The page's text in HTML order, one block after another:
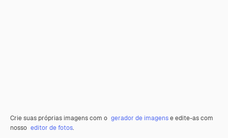
Crie suas próprias imagens com o gerador de imagense edite-as com
nosso editor de fotos.